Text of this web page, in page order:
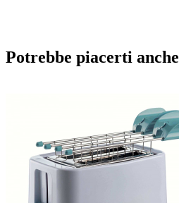
Potrebbe piacerti anche